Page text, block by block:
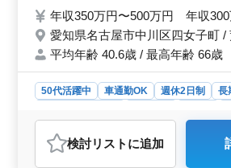
業車、小型貨物 備考
経験のあるベテラン層
さい☆
年収350万円〜500万円 年収
愛知県名古屋市中川区四女子町 /
平均年齢 40.6歳 / 最高年齢 66歳
50代活躍中 車通勤OK 週休2日制
長
おすすめポイント
検討リスト に追加